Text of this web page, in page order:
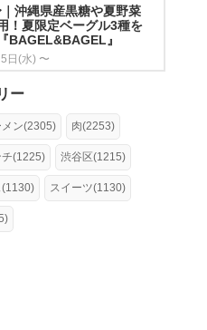
沖縄県産黒糖や夏野菜
！夏限定ベーグル3種を
BAGEL&BAGEL』
日(水) 〜
ー
メン(2305) 肉(2253)
チ(1225) 渋谷区(1215)
(1130) スイーツ(1130)